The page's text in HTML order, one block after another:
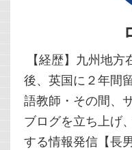
【経歴】九州地
後、英国に２年間
語教師・その間、
ブログを立ち上げ
する情報発信【長